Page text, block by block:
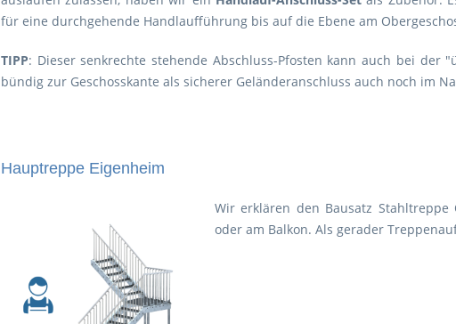
für eine durchgehende Handlaufführung bis auf die Ebene am
TIPP: Dieser senkrechte stehende Abschluss-Pfosten kann auch bei
bündig zur Geschosskante als sicherer Geländeranschluss auch noch im
Hauptreppe Eigenheim
Wir erklären den Bausatz Stahltreppe
oder am Balkon. Als gerader